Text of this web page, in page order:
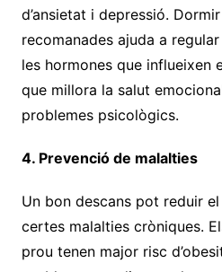
d’ansietat i depressió.
recomanades ajuda a
les hormones que influeixen
que millora la salut
problemes psicològics.
4. Prevenció de malalties
Un bon descans pot reduir
certes malalties cròniques.
prou tenen major risc